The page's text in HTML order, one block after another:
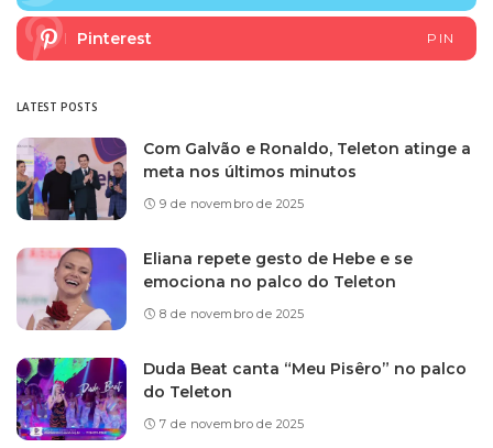
Pinterest PIN
LATEST POSTS
Com Galvão e Ronaldo, Teleton atinge a
meta nos últimos minutos
9 de novembro de 2025
Eliana repete gesto de Hebe e se
emociona no palco do Teleton
8 de novembro de 2025
Duda Beat canta “Meu Pisêro” no palco
do Teleton
7 de novembro de 2025